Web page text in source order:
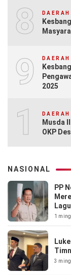
8 DAERAH
9 DAERAH
2025
10DAERAH
Musda
OKP
NASIONAL
PP
1
3